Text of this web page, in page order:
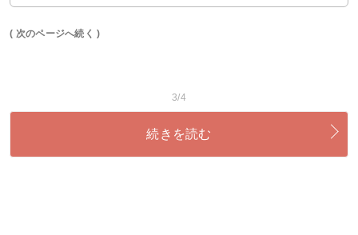
( 次のページへ続く )
3/4
続きを読む